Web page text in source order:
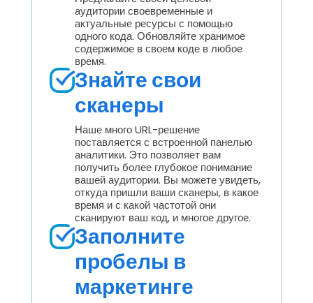
аудитории своевременные и
актуальные ресурсы с помощью
одного кода. Обновляйте хранимое
содержимое в своем коде в любое
время.
Знайте свои
сканеры
Наше много URL-решение
поставляется с встроенной панелью
аналитики. Это позволяет вам
получить более глубокое понимание
вашей аудитории. Вы можете увидеть,
откуда пришли ваши сканеры, в какое
время и с какой частотой они
сканируют ваш код, и многое другое.
Заполните
пробелы в
маркетинге